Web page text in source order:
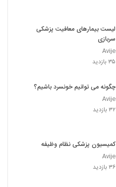
لیست بیمارهای معافیت پزشکی
سربازی
Avije
۳۵ بازدید
چگونه می توانیم خونسرد باشیم؟
Avije
۳۲ بازدید
کمیسیون پزشکی نظام وظیفه
Avije
۳۶ بازدید